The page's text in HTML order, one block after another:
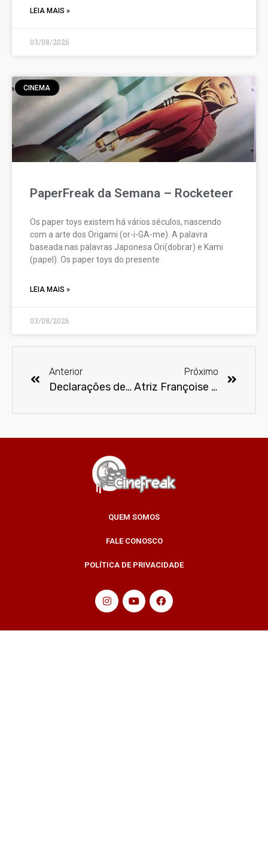
LEIA MAIS »
03/08/2026
CINEMA
PaperFreak da Semana – Rocketeer
Os paper toys existem há vários séculos, nascendo
com a arte dos Origami (or-i-GA-me). A palavra
baseada nas palavras Japonesa Ori(dobrar) e Kami
(papel). Os paper toys do presente
LEIA MAIS »
03/08/2026
Anterior
Declarações de Ben Affleck sobre o Batman foram mal interpretadas
Próximo
Atriz Françoise Forton morre aos 64 anos no Rio
QUEM SOMOS
FALE CONOSCO
POLÍTICA DE PRIVACIDADE